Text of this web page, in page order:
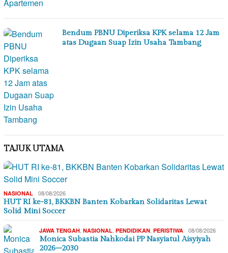
Bendum PBNU Diperiksa KPK selama 12 Jam
atas Dugaan Suap Izin Usaha Tambang
TAJUK UTAMA
NASIONAL 08/08/2026
HUT RI ke-81, BKKBN Banten Kobarkan Solidaritas Lewat
Solid Mini Soccer
JAWA TENGAH NASIONAL PENDIDIKAN PERISTIWA 08/08/2026
Monica Subastia Nahkodai PP Nasyiatul Aisyiyah
2026–2030